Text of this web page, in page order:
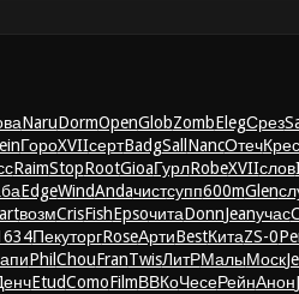
NaruDormOpenGlobZombElegСрез
ГороXVIIсертBadgSall NancОтечКрес
RaimStopRootGioaГурлRobeXVIIслов
EdgeWindAndaчистсупп600mGlen
возмCrisFishEpsoчитаDonnJeanучас
ПекуторгRoseАртиBestКитаZS-0
PhilChouFranTwisЛитРМалыМоск
EtudComoFilmВВКоЧесеРейнАнон